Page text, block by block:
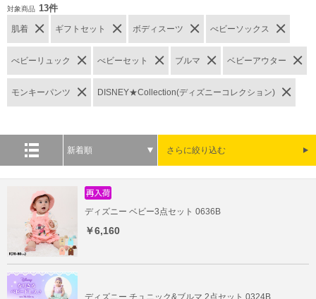
対象商品 13件
肌着 ギフトセット ボディスーツ べビーソックス
べビーリュック べビーセット ブルマ ベビーアウター
モンキーパンツ DISNEY★Collection(ディズニーコレクション)
新着順 さらに絞り込む
ディズニー ベビー3点セット 0636B
￥6,160
ディズニー チュニック&ブルマ 2点セット 0324B